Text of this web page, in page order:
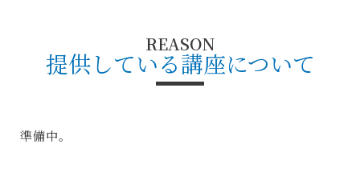
REASON
提供している講座について
準備中。